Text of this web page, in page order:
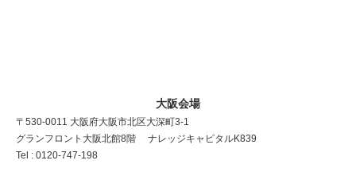
大阪会場
〒530-0011 大阪府大阪市北区大深町3-1
グランフロント大阪北館8階 ナレッジキャピタルK839
Tel : 0120-747-198